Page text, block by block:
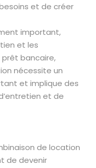
et de créer
important,
et les
prêt bancaire,
nécessite un
et implique des
et de
de location
de devenir